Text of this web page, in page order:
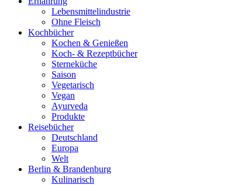
Lebensmittelindustrie
Ohne Fleisch
Kochbücher
Kochen & Genießen
Koch- & Rezeptbücher
Sterneküche
Saison
Vegetarisch
Vegan
Ayurveda
Produkte
Reisebücher
Deutschland
Europa
Welt
Berlin & Brandenburg
Kulinarisch